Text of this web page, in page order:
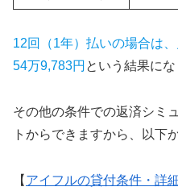
12回（1年）払いの場合は
54万9,783円 という結果にな
その他の条件での返済シミ
トからできますから、以下
【 アイフルの貸付条件・詳